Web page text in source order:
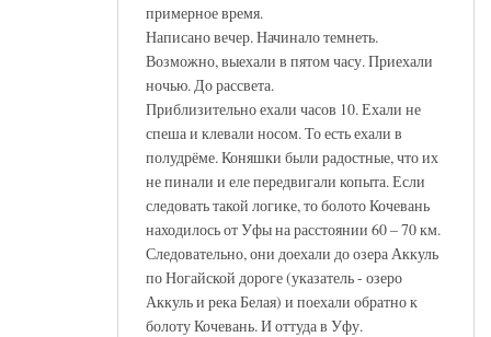
примерное время.
Написано вечер. Начинало темнеть.
Возможно, выехали в пятом часу. Приехали
ночью. До рассвета.
Приблизительно ехали часов 10. Ехали не
спеша и клевали носом. То есть ехали в
полудрёме. Коняшки были радостные, что их
не пинали и еле передвигали копыта. Если
следовать такой логике, то болото Кочевань
находилось от Уфы на расстоянии 60 – 70 км.
Следовательно, они доехали до озера Аккуль
по Ногайской дороге (указатель - озеро
Аккуль и река Белая) и поехали обратно к
болоту Кочевань. И оттуда в Уфу.